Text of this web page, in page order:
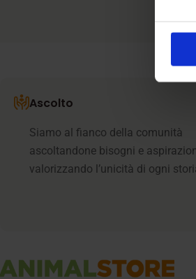
Ascolto
Siamo al fianco della comunità
ascoltandone bisogni e
valorizzando l’unicità di ogni